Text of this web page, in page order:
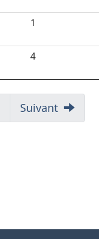
1
4
Suivant